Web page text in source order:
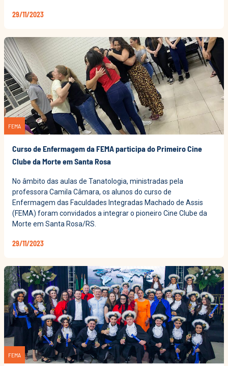
29/11/2023
FEMA
Curso de Enfermagem da FEMA participa do Primeiro Cine
Clube da Morte em Santa Rosa
No âmbito das aulas de Tanatologia, ministradas pela
professora Camila Câmara, os alunos do curso de
Enfermagem das Faculdades Integradas Machado de Assis
(FEMA) foram convidados a integrar o pioneiro Cine Clube da
Morte em Santa Rosa/RS.
29/11/2023
FEMA